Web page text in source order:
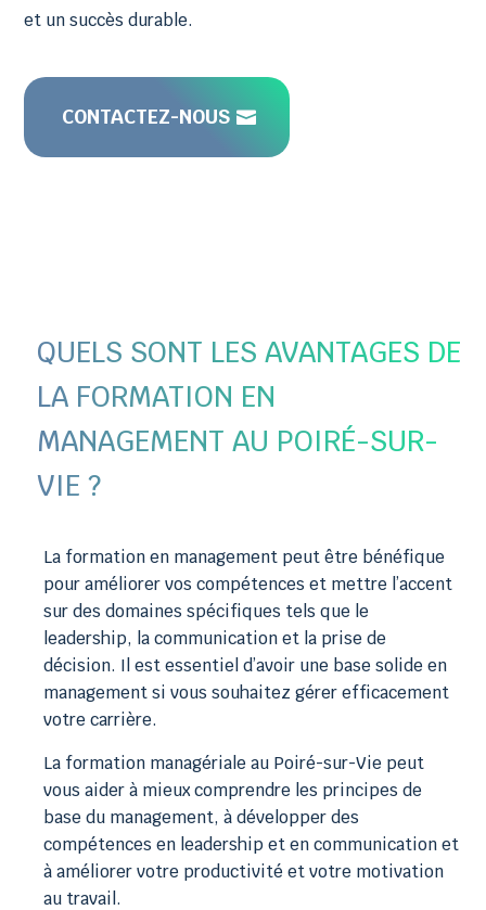
et un succès durable.
CONTACTEZ-NOUS
QUELS SONT LES AVANTAGES DE
LA FORMATION EN
MANAGEMENT AU POIRÉ-SUR-
VIE ?
La formation en management peut être bénéfique
pour améliorer vos compétences et mettre l’accent
sur des domaines spécifiques tels que le
leadership, la communication et la prise de
décision. Il est essentiel d’avoir une base solide en
management si vous souhaitez gérer efficacement
votre carrière.
La formation managériale au Poiré-sur-Vie peut
vous aider à mieux comprendre les principes de
base du management, à développer des
compétences en leadership et en communication et
à améliorer votre productivité et votre motivation
au travail.